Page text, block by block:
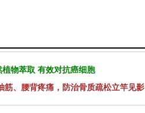
物萃取 有效对抗癌细胞
筋、腰背疼痛，防治骨质疏松立竿见影